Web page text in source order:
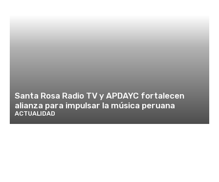
Santa Rosa Radio TV y APDAYC fortalecen
alianza para impulsar la música peruana
ACTUALIDAD